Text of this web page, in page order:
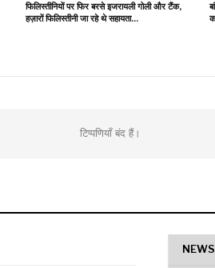
फिलिस्तीनियों पर फिर बरसे इजरायली गोली और टैंक,
हज़ारों फिलिस्तीनी जा रहे थे सहायता…
टिप्पणियाँ बंद हैं।